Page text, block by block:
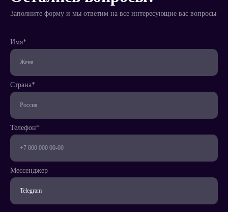
менеджеру
Телефон*
Заполните форму и мы ответим на все интересующие вас вопросы
Имя*
Страна*
Телефон*
Мессенджер